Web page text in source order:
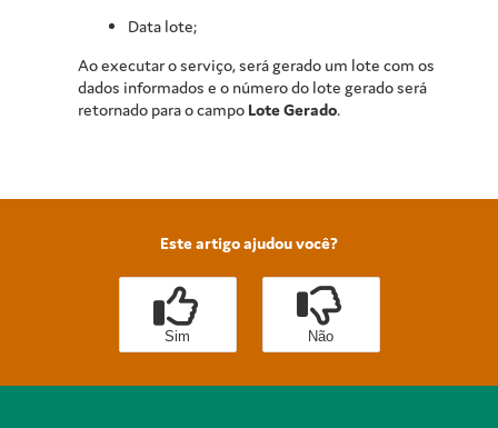
Data lote;
Ao executar o serviço, será gerado um lote com os
dados informados e o número do lote gerado será
retornado para o campo Lote Gerado.
Este artigo ajudou você?
Sim Não